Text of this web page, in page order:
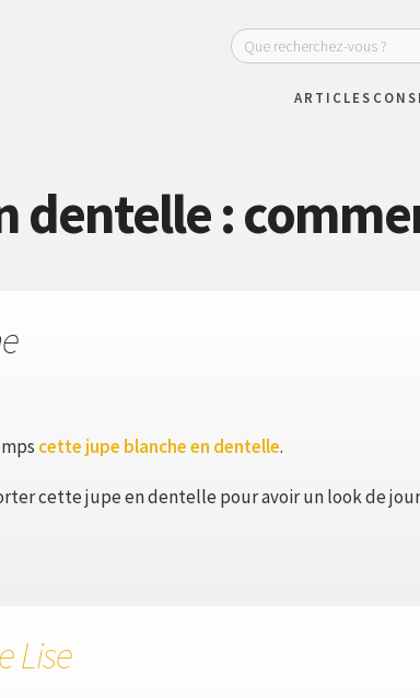
ARTICLES
dentelle :
cette jupe blanche en dentelle.
cette jupe en dentelle pour avoir un look de
Lise